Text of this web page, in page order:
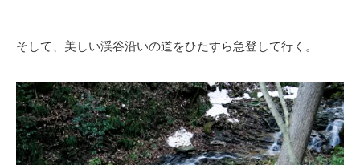
そして、美しい渓谷沿いの道をひたすら急登して行く。